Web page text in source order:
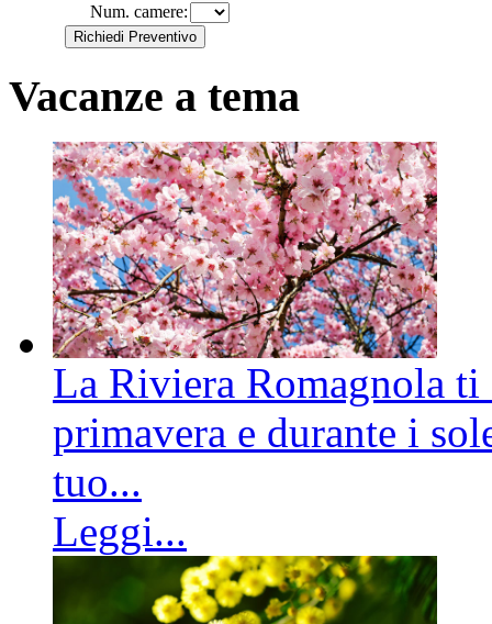
Num. camere:
Vacanze a tema
La Riviera Romagnola
primavera e durante i
tuo...
Leggi...